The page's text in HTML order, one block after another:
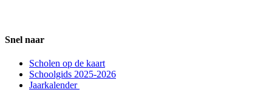
Snel naar
Scholen op de kaart
Schoolgids 2025-2026
Jaarkalender